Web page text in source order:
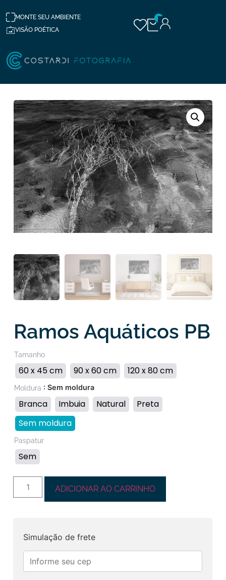
MONTE SEU AMBIENTE
VISÃO POÉTICA
0
Ramos Aquáticos PB
Tamanho
60 x 45 cm 90 x 60 cm 120 x 80 cm
Moldura : Sem moldura
Branca Imbuia Natural
Preta
Sem moldura
Paspatur
Sem
ADICIONAR AO CARRINHO
Simulação de frete